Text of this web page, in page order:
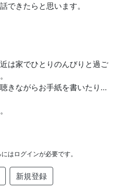
できたらと思います。
は家でひとりのんびりと過ご
きながらお手紙を書いたり…
はログインが必要です。
新規登録